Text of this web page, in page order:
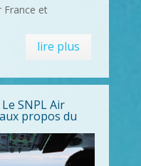
France et
lire plus
SNPL Air
propos du